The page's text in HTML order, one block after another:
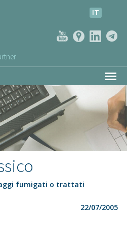
IT
fumigati o trattati
22/07/2005